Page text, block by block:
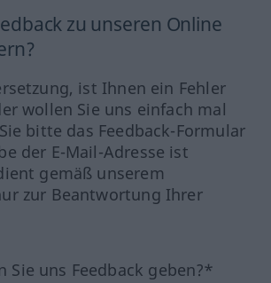
zu unseren Online
ist Ihnen ein Fehler
wollen Sie uns einfach mal
bitte das Feedback-Formular
der E-Mail-Adresse ist
gemäß unserem
zur Beantwortung Ihrer
Sie uns Feedback geben?*